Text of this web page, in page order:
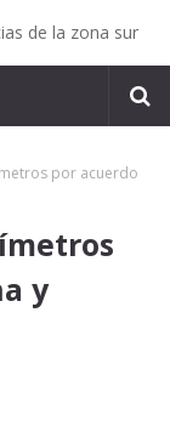
de la zona sur
por acuerdo
y